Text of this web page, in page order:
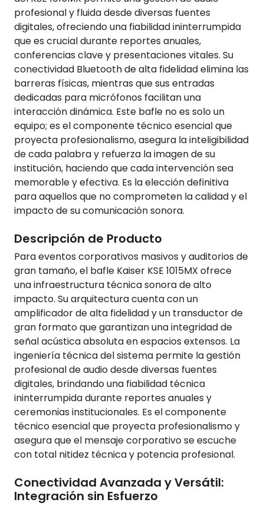
profesional y fluida desde diversas fuentes
digitales, ofreciendo una fiabilidad ininterrumpida
que es crucial durante reportes anuales,
conferencias clave y presentaciones vitales. Su
conectividad Bluetooth de alta fidelidad elimina las
barreras físicas, mientras que sus entradas
dedicadas para micrófonos facilitan una
interacción dinámica. Este bafle no es solo un
equipo; es el componente técnico esencial que
proyecta profesionalismo, asegura la inteligibilidad
de cada palabra y refuerza la imagen de su
institución, haciendo que cada intervención sea
memorable y efectiva. Es la elección definitiva
para aquellos que no comprometen la calidad y el
impacto de su comunicación sonora.
Descripción de Producto
Para eventos corporativos masivos y auditorios de
gran tamaño, el bafle Kaiser KSE 1015MX ofrece
una infraestructura técnica sonora de alto
impacto. Su arquitectura cuenta con un
amplificador de alta fidelidad y un transductor de
gran formato que garantizan una integridad de
señal acústica absoluta en espacios extensos. La
ingeniería técnica del sistema permite la gestión
profesional de audio desde diversas fuentes
digitales, brindando una fiabilidad técnica
ininterrumpida durante reportes anuales y
ceremonias institucionales. Es el componente
técnico esencial que proyecta profesionalismo y
asegura que el mensaje corporativo se escuche
con total nitidez técnica y potencia profesional.
Conectividad Avanzada y Versátil:
Integración sin Esfuerzo